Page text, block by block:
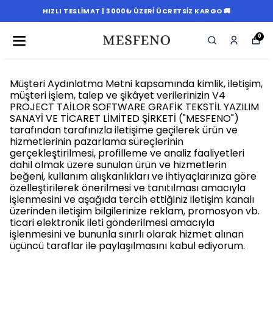
HIZLI TESLIMAT | 3000₺ ÜZERI ÜCRETSIZ KARGO 🚚
0
Müşteri Aydınlatma Metni kapsamında kimlik, iletişim,
müşteri işlem, talep ve şikâyet verilerinizin V4
PROJECT TAİLOR SOFTWARE GRAFİK TEKSTİL YAZILIM
SANAYİ VE TİCARET LİMİTED ŞİRKETİ ("MESFENO")
tarafından tarafınızla iletişime geçilerek ürün ve
hizmetlerinin pazarlama süreçlerinin
gerçekleştirilmesi, profilleme ve analiz faaliyetleri
dahil olmak üzere sunulan ürün ve hizmetlerin
beğeni, kullanım alışkanlıkları ve ihtiyaçlarınıza göre
özelleştirilerek önerilmesi ve tanıtılması amacıyla
işlenmesini ve aşağıda tercih ettiğiniz iletişim kanalı
üzerinden iletişim bilgilerinize reklam, promosyon vb.
ticari elektronik ileti gönderilmesi amacıyla
işlenmesini ve bununla sınırlı olarak hizmet alınan
üçüncü taraflar ile paylaşılmasını kabul ediyorum.